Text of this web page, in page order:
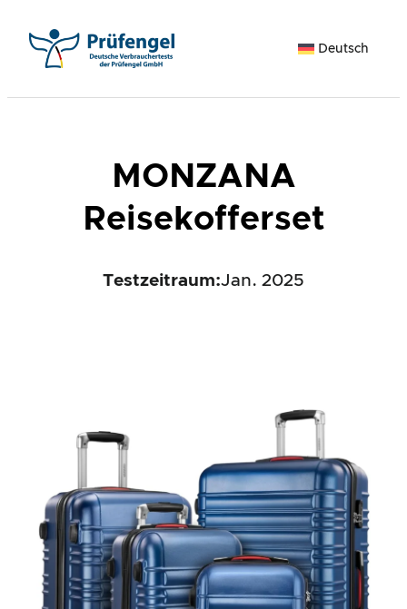
Inhalt
springen
Deutsch
MONZANA
Reisekofferset
Testzeitraum:Jan. 2025